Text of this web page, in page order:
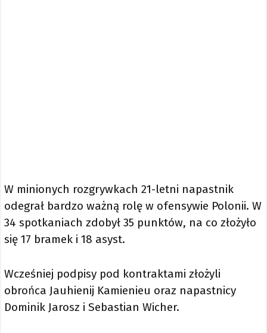
W minionych rozgrywkach 21-letni napastnik
odegrał bardzo ważną rolę w ofensywie Polonii. W
34 spotkaniach zdobył 35 punktów, na co złożyło
się 17 bramek i 18 asyst.
Wcześniej podpisy pod kontraktami złożyli
obrońca Jauhienij Kamienieu oraz napastnicy
Dominik Jarosz i Sebastian Wicher.